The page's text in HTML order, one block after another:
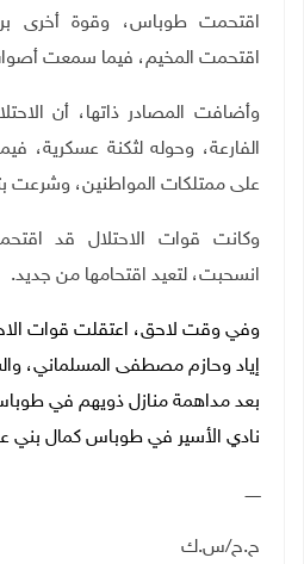
اقتحمت طوباس، وقوة أخرى
اقتحمت المخيم، فيما سمعت
وأضافت المصادر ذاتها، أن
الفارعة، وحوله لثكنة عسكرية،
على ممتلكات المواطنين، وشرعت
وكانت قوات الاحتلال قد
انسحبت، لتعيد اقتحامها من جديد.
وفي وقت لاحق، اعتقلت قوات
إياد وحازم مصطفى المسلماني،
بعد مداهمة منازل ذويهم في
نادي الأسير في طوباس كمال بني
ــــــ
ح.ح/س.ك